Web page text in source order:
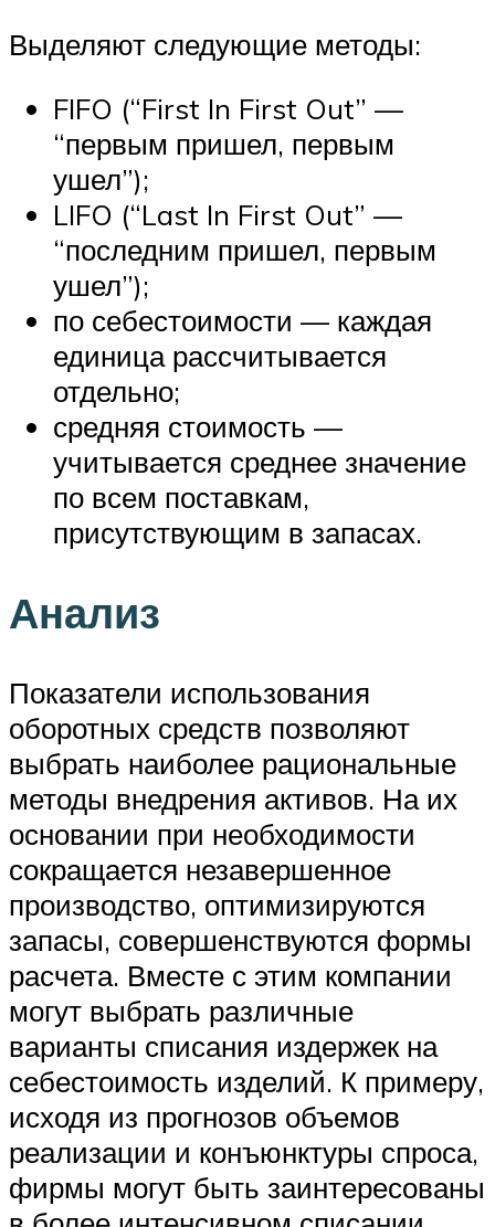
Выделяют следующие методы:
FIFO (“First In First Out” —
“первым пришел, первым
ушел”);
LIFO (“Last In First Out” —
“последним пришел, первым
ушел”);
по себестоимости — каждая
единица рассчитывается
отдельно;
средняя стоимость —
учитывается среднее значение
по всем поставкам,
присутствующим в запасах.
Анализ
Показатели использования
оборотных средств позволяют
выбрать наиболее рациональные
методы внедрения активов. На их
основании при необходимости
сокращается незавершенное
производство, оптимизируются
запасы, совершенствуются формы
расчета. Вместе с этим компании
могут выбрать различные
варианты списания издержек на
себестоимость изделий. К примеру,
исходя из прогнозов объемов
реализации и конъюнктуры спроса,
фирмы могут быть заинтересованы